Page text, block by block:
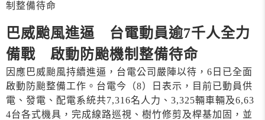
制整備待命
巴威颱風進逼 台電動員逾7千人全力
備戰 啟動防颱機制整備待命
因應巴威颱風持續進逼，台電公司嚴陣以待，6日已全面
啟動防颱整備工作。台電今（8）日表示，目前已動員供
電、發電、配電系統共7,316名人力、3,325輛車輛及6,63
4台各式機具，完成線路巡視、樹竹修剪及桿基加固，並